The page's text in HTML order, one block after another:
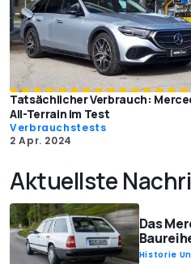
Tatsächlicher Verbrauch:
All-Terrain im Test
Verbrauchstests
2 Apr. 2024
Aktuellste
Das
Historie